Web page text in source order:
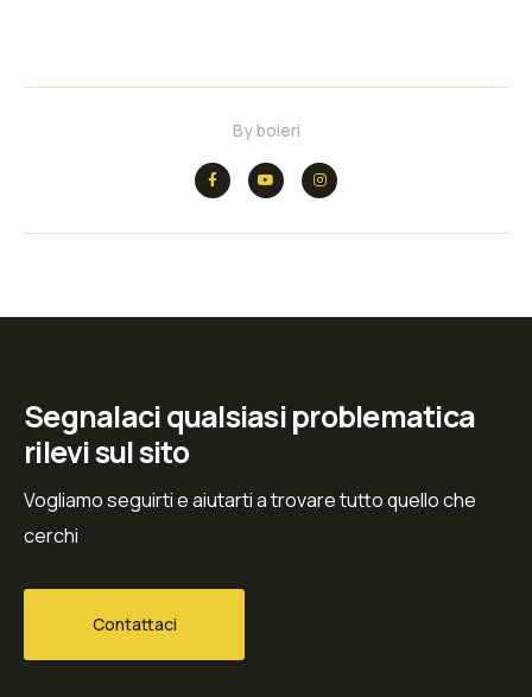
Byboieri
Segnalaci qualsiasi problematica
rilevi sul sito
Vogliamo seguirti e aiutarti a trovare tutto quello che
cerchi
Contattaci